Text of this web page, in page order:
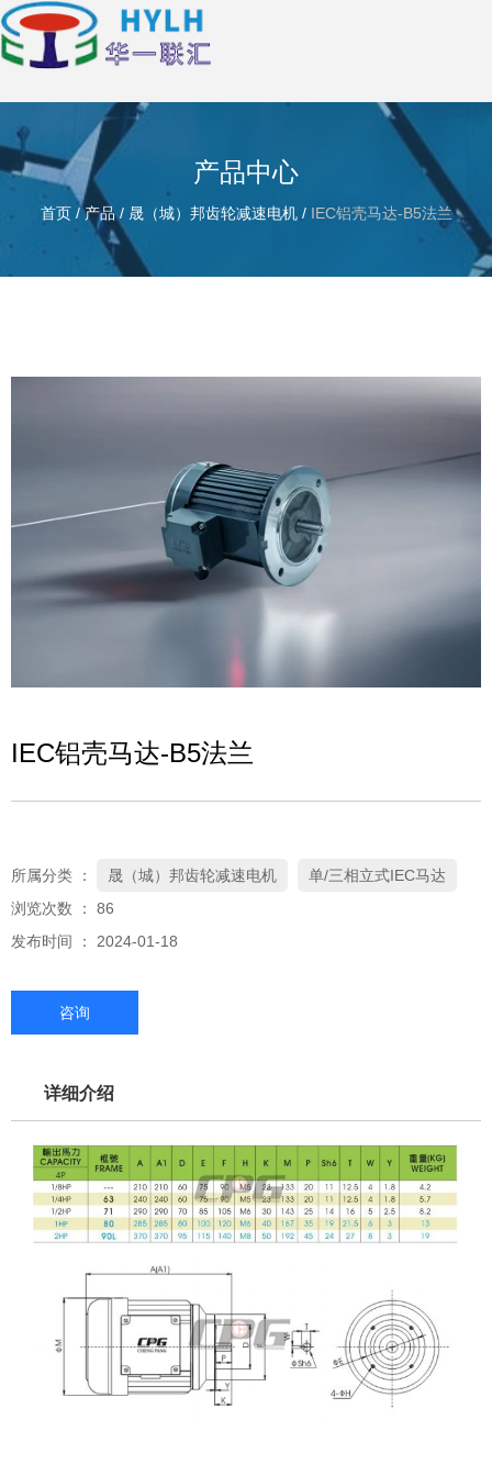
产品中心
首页 /产品 / 晟（城）邦齿轮减速电机 / IEC铝壳马达-B5法兰
IEC铝壳马达-B5法兰
所属分类 ： 晟（城）邦齿轮减速电机
单/三相立式IEC马达
浏览次数 ： 86
发布时间 ： 2024-01-18
咨询
详细介绍